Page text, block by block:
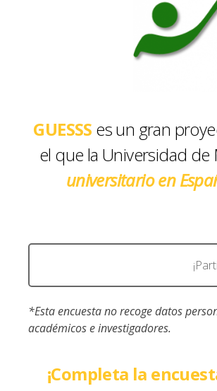
GUESSS es un gran
el que la Universidad de
universitario en
*Esta encuesta no recoge datos
académicos e investigadores.
¡Completa la